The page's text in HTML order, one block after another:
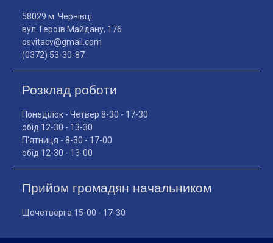
58029 м. Чернівці
вул. Героїв Майдану, 176
osvitacv@gmail.com
(0372) 53-30-87
Розклад роботи
Понеділок - Четвер 8-30 - 17-30
обід 12-30 - 13-30
П'ятниця - 8-30 - 17-00
обід 12-30 - 13-00
Прийом громадян начальником
Щочетверга 15-00 - 17-30